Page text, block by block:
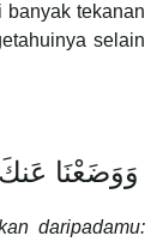
banyak tekanan
selain
وَوَضَعْنَا عَنكَ وِزْرَكَ
daripadamu: